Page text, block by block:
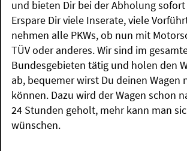
und bieten Dir bei der Abholung
Erspare Dir viele Inserate, viele
nehmen alle PKWs, ob nun mit
TÜV oder anderes. Wir sind im
Bundesgebieten tätig und holen den
ab, bequemer wirst Du deinen Wagen
können. Dazu wird der Wagen schon
24 Stunden geholt, mehr kann man
wünschen.